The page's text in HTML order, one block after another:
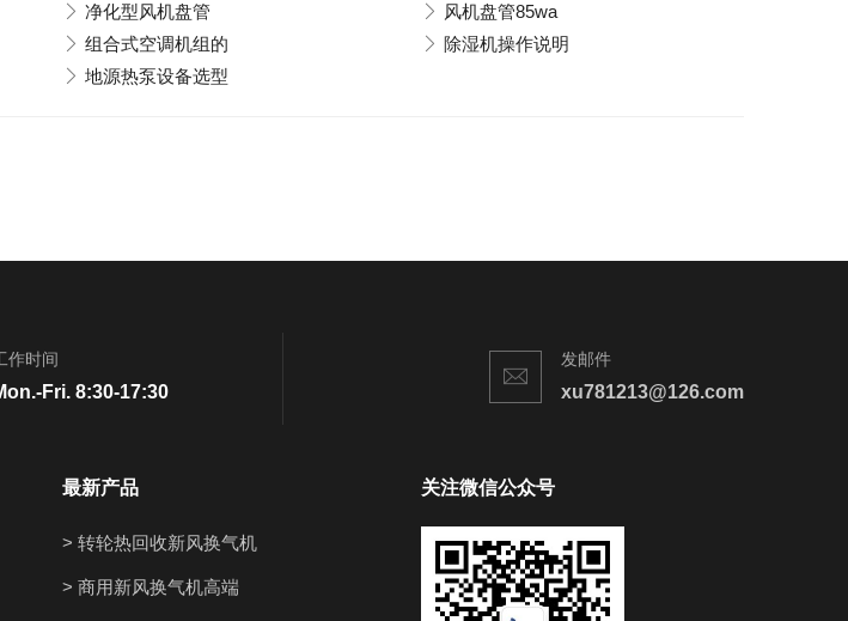
净化型风机盘管
风机盘管85wa
组合式空调机组的
除湿机操作说明
地源热泵设备选型
作时间
Fri. 8:30-17:30
发邮件
xu781213@126.com
最新产品
> 转轮热回收新风换气机
> 商用新风换气机高端
关注微信公众号